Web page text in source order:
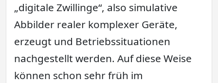
„digitale Zwillinge“, also simulative
Abbilder realer komplexer Geräte,
erzeugt und Betriebssituationen
nachgestellt werden. Auf diese Weise
können schon sehr früh im